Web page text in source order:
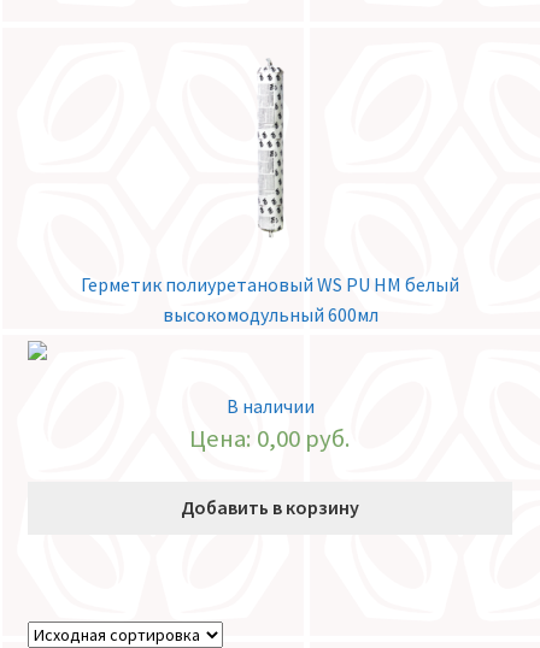
Герметик полиуретановый WS PU HM белый
высокомодульный 600мл
В наличии
Цена: 0,00 руб.
Добавить в корзину